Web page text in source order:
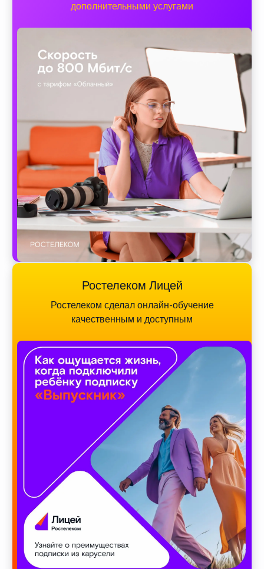
дополнительными услугами
Ростелеком Лицей
Ростелеком сделал онлайн-обучение
качественным и доступным